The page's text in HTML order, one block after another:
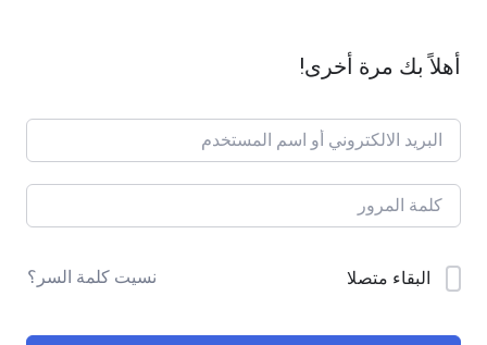
أهلاً بك مرة أخرى!
البقاء متصلا نسيت كلمة السر؟